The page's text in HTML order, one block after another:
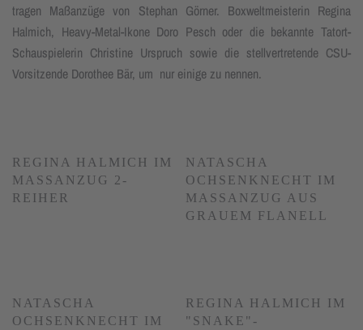
tragen Maßanzüge von Stephan Görner. Boxweltmeisterin Regina
Halmich, Heavy-Metal-Ikone Doro Pesch oder die bekannte Tatort-
Schauspielerin Christine Urspruch sowie die stellvertretende CSU-
Vorsitzende Dorothee Bär, um nur einige zu nennen.
REGINA HALMICH IM
MASSANZUG 2-R
EIHER
NATASCHA
OCHSENKNECHT IM
MASSANZUG AUS G
RAUEM FLANELL
NATASCHA
OCHSENKNECHT IM
REGINA HALMICH IM
"SNAKE"-